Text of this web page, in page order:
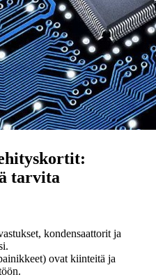
tarvita
kondensaattorit ja
ovat kiinteitä ja